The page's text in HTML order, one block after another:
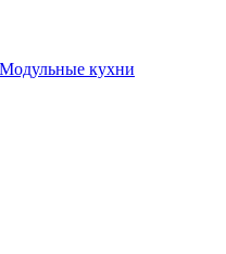
Модульные кухни